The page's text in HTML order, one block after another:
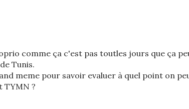
comme ça c'est pas toutles jours que ça
Tunis.
meme pour savoir evaluer à quel point on
TYMN ?